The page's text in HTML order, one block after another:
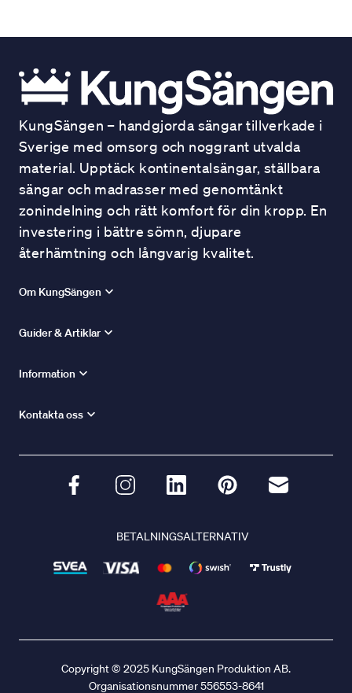
KungSängen – handgjorda sängar tillverkade i
Sverige med omsorg och noggrant utvalda
material. Upptäck kontinentalsängar, ställbara
sängar och madrasser med genomtänkt
zonindelning och rätt komfort för din kropp. En
investering i bättre sömn, djupare
återhämtning och långvarig kvalitet.
Om KungSängen
Guider & Artiklar
Information
Kontakta oss
BETALNINGSALTERNATIV
Copyright © 2025 KungSängen Produktion AB.
Organisationsnummer 556553-8641